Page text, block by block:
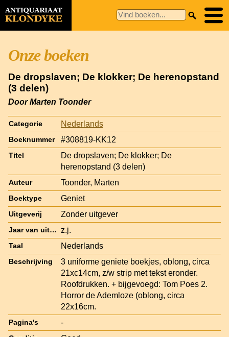
Onze boeken
De dropslaven; De klokker; De herenopstand
(3 delen)
Door Marten Toonder
Categorie Nederlands
Boeknummer #308819-KK12
Titel
De dropslaven; De klokker; De
herenopstand (3 delen)
Auteur Toonder, Marten
Boektype Geniet
Uitgeverij Zonder uitgever
Jaar van uitgave z.j.
Taal Nederlands
Beschrijving
3 uniforme geniete boekjes, oblong, circa
21xc14cm, z/w strip met tekst eronder.
Roofdrukken. + bijgevoegd: Tom Poes 2.
Horror de Ademloze (oblong, circa
22x16cm.
Pagina's -